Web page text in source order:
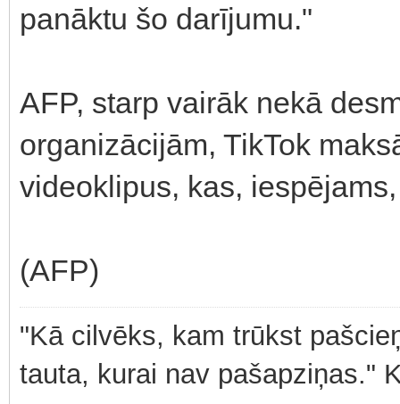
panāktu šo darījumu."
AFP, starp vairāk nekā
organizācijām, TikTok
videoklipus, kas,
(AFP)
"Kā cilvēks, kam trūkst
tauta, kurai nav pašapziņas."